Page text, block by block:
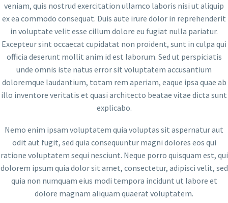
veniam, quis nostrud exercitation ullamco laboris nisi ut aliquip
ex ea commodo consequat. Duis aute irure dolor in reprehenderit
in voluptate velit esse cillum dolore eu fugiat nulla pariatur.
Excepteur sint occaecat cupidatat non proident, sunt in culpa qui
officia deserunt mollit anim id est laborum. Sed ut perspiciatis
unde omnis iste natus error sit voluptatem accusantium
doloremque laudantium, totam rem aperiam, eaque ipsa quae ab
illo inventore veritatis et quasi architecto beatae vitae dicta sunt
explicabo.
Nemo enim ipsam voluptatem quia voluptas sit aspernatur aut
odit aut fugit, sed quia consequuntur magni dolores eos qui
ratione voluptatem sequi nesciunt. Neque porro quisquam est, qui
dolorem ipsum quia dolor sit amet, consectetur, adipisci velit, sed
quia non numquam eius modi tempora incidunt ut labore et
dolore magnam aliquam quaerat voluptatem.